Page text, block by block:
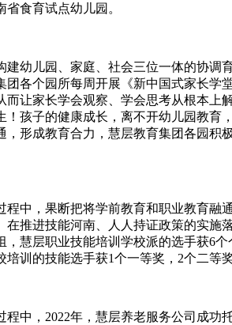
食育试点幼儿园。
儿园、家庭、社会三位一体的协调
各个园所每周开展《新中国式家长
让家长学会观察、学会思考从根本
孩子的健康成长，离不开幼儿园教
形成教育合力，慧层教育集团各园
，果断把将学前教育和职业教育融
推进技能河南、人人持证政策的实
慧层职业技能培训学校派的选手获6
训的技能选手获1个一等奖，2个二等
，2022年，慧层养老服务公司成功